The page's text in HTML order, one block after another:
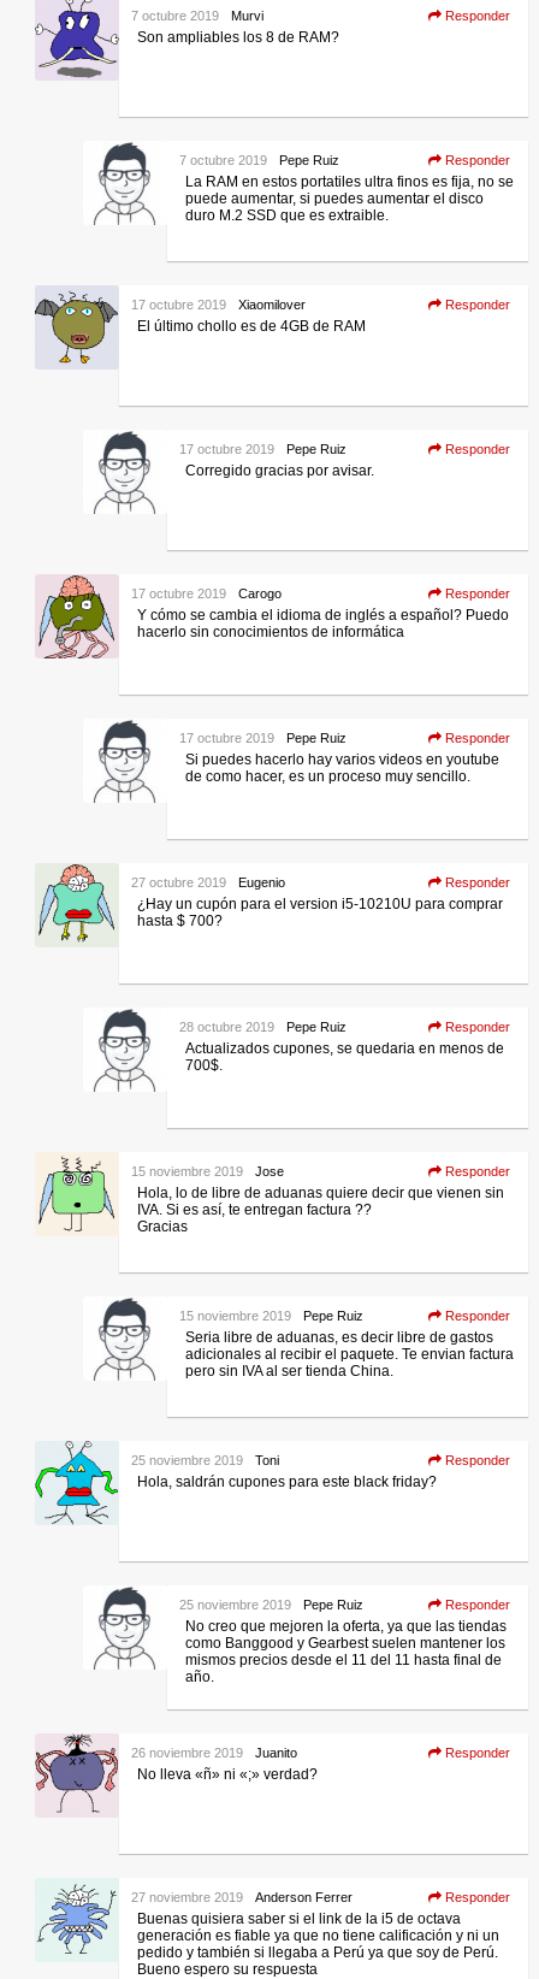
Murvi
7 octubre 2019 Responder
Son ampliables los 8 de RAM?
Pepe Ruiz
7 octubre 2019 Responder
La RAM en estos portatiles ultra finos es fija, no se
puede aumentar, si puedes aumentar el disco
duro M.2 SSD que es extraible.
Xiaomilover
17 octubre 2019 Responder
El último chollo es de 4GB de RAM
Pepe Ruiz
17 octubre 2019 Responder
Corregido gracias por avisar.
Carogo
17 octubre 2019 Responder
Y cómo se cambia el idioma de inglés a español? Puedo
hacerlo sin conocimientos de informática
Pepe Ruiz
17 octubre 2019 Responder
Si puedes hacerlo hay varios videos en youtube
de como hacer, es un proceso muy sencillo.
Eugenio
27 octubre 2019 Responder
¿Hay un cupón para el version i5-10210U para comprar
hasta $ 700?
Pepe Ruiz
28 octubre 2019 Responder
Actualizados cupones, se quedaria en menos de
700$.
Jose
15 noviembre 2019 Responder
Hola, lo de libre de aduanas quiere decir que vienen sin
IVA. Si es así, te entregan factura ??
Gracias
Pepe Ruiz
15 noviembre 2019 Responder
Seria libre de aduanas, es decir libre de gastos
adicionales al recibir el paquete. Te envian factura
pero sin IVA al ser tienda China.
Toni
25 noviembre 2019 Responder
Hola, saldrán cupones para este black friday?
Pepe Ruiz
25 noviembre 2019 Responder
No creo que mejoren la oferta, ya que las tiendas
como Banggood y Gearbest suelen mantener los
mismos precios desde el 11 del 11 hasta final de
año.
Juanito
26 noviembre 2019 Responder
No lleva «ñ» ni «;» verdad?
Anderson Ferrer
27 noviembre 2019 Responder
Buenas quisiera saber si el link de la i5 de octava
generación es fiable ya que no tiene calificación y ni un
pedido y también si llegaba a Perú ya que soy de Perú.
Bueno espero su respuesta